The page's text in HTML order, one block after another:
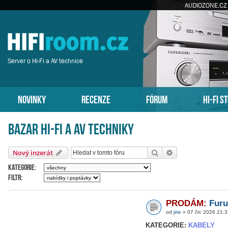
AUDIOZONE.CZ
Server o Hi-Fi a AV technice
NOVINKY RECENZE FÓRUM HI-FI
Bazar HI-FI a AV techniky
Nový inzerát Hledat
Kategorie:
Filtr:
PRODÁM:
od jirie » 07 črc 2026
KATEGORIE: KABELY